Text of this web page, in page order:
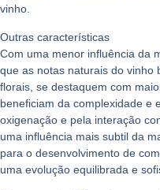
vinho.
Outras características
Com uma menor influência da
que as notas naturais do vinho
florais, se destaquem com
beneficiam da complexidade e
oxigenação e pela interação
uma influência mais subtil da
para o desenvolvimento de
uma evolução equilibrada e